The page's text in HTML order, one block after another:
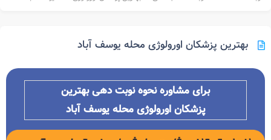
بهترین پزشکان اورولوژی محله یوسف آباد
برای مشاوره نحوه نوبت دهی بهترین
پزشکاناورولوژی محلهیوسف آباد